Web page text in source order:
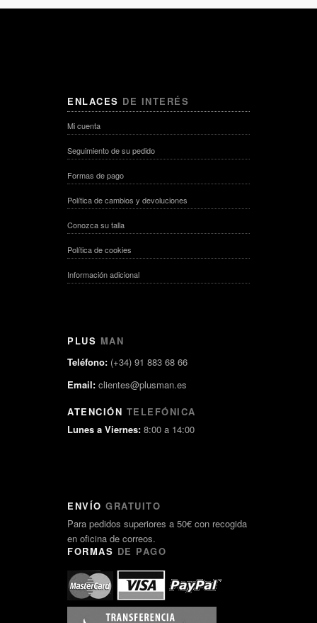
ENLACES DE INTERÉS
Mi cuenta
Seguimiento de su pedido
Formas de pago
Política de cambios y devoluciones
Conozca su talla
Política de cookies
Información adicional
PLUS MAN
Teléfono: (+34) 91 883 68 66
Email: clientes@plusman.es
ATENCIÓN TELEFÓNICA
Lunes a Viernes: 8:00 a 14:00
ENVÍO GRATUITO
Para pedidos superiores a 50€ con recogida
en oficina de correos.
FORMAS DE PAGO